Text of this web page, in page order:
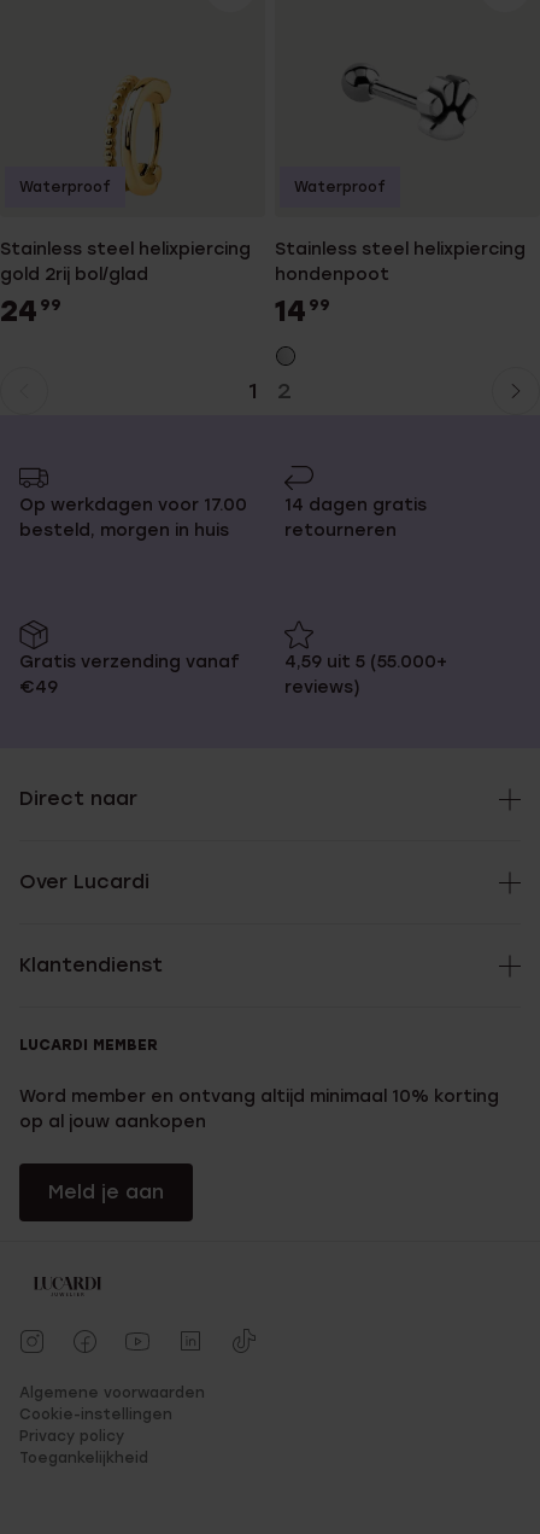
Stainless steel helixpiercing
gold 2rij bol/glad
24 99
Waterproof
Stainless steel helixpiercing
hondenpoot
14 99
Waterproof
1 2
Op werkdagen voor 17.00
besteld, morgen in huis
14 dagen gratis
retourneren
Gratis verzending vanaf
€49
4,59 uit 5 (55.000+
reviews)
Direct naar
Over Lucardi
Klantendienst
LUCARDI MEMBER
Word member en ontvang altijd minimaal 10% korting
op al jouw aankopen
Meld je aan
Algemene voorwaarden
Cookie-instellingen
Privacy policy
Toegankelijkheid